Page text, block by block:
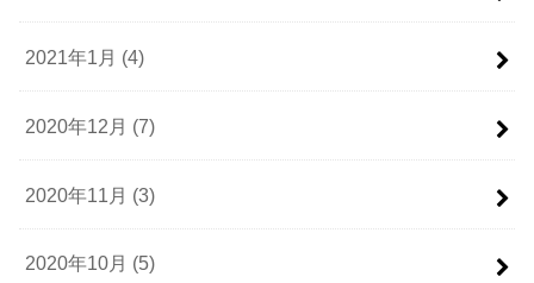
2021年1月 (4)
2020年12月 (7)
2020年11月 (3)
2020年10月 (5)